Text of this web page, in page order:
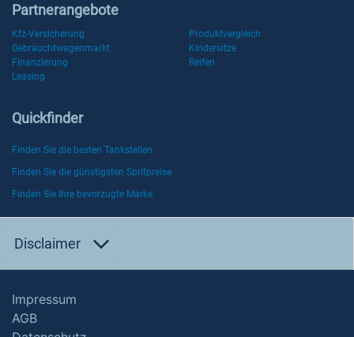
Partnerangebote
Kfz-Versicherung
Produktvergleich
Gebrauchtwagenmarkt
Kindersitze
Finanzierung
Reifen
Leasing
Quickfinder
Finden Sie die besten Tankstellen
Finden Sie die günstigsten Spritpreise
Finden Sie Ihre bevorzugte Marke
Disclaimer
Impressum
AGB